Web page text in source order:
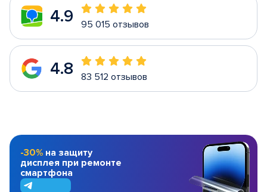
4.9 95 015 отзывов
4.8 83 512 отзывов
-30% на защиту
дисплея при ремонте
смартфона